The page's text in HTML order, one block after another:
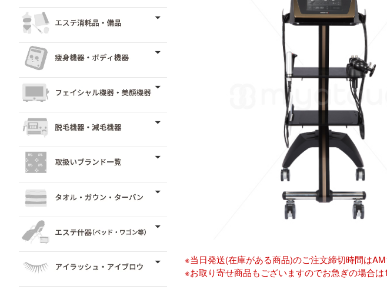
※当日発送(在庫がある商品)のご注文締切時間は
※お取り寄せ商品もございますのでお急ぎの場合